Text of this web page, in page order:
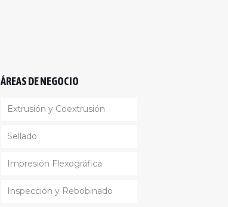
ÁREAS DE NEGOCIO
Extrusión y Coextrusión
Linea Reciclaje
Sellado
Impresión Flexográfica
Inspección y Rebobinado